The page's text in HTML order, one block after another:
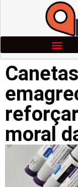
Canetas
moral